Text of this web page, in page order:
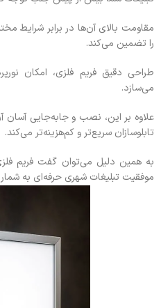
مقاومت بالای آن‌ها در برابر شرایط
را تضمین می‌کند.
طراحی دقیق فریم فلزی، امکان
می‌سازد.
علاوه بر این، نصب و جابه‌جایی آسان
تابلوسازان سریع‌تر و کم‌هزینه‌تر می‌کند.
به همین دلیل می‌توان گفت فریم
موفقیت تبلیغات شهری حرفه‌ای به